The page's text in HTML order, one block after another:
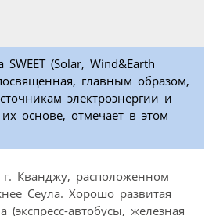
SWEET (Solar, Wind&Earth
главным образом,
электроэнергии и
основе, отмечает в этом
г. Кванджу, расположенном
Сеула. Хорошо развитая
(экспресс-автобусы, железная